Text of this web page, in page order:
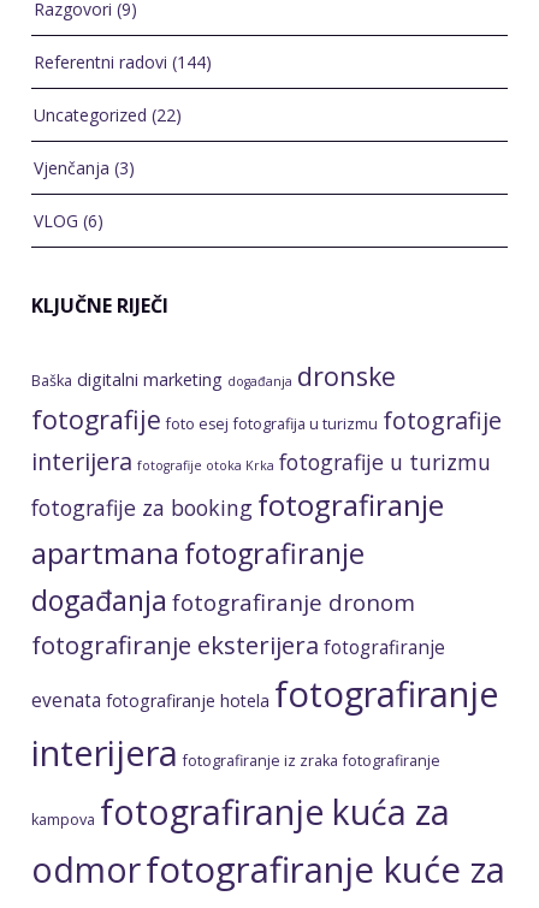
VLOG(6)
KLJUČNE RIJEČI
Baška digitalni marketing
fotografije
interijera
fotografije u turizmu
fotografije za booking
događanja fotografiranje dronom
fotografiranje eksterijera fotografiranje
evenata fotografiranje hotela fotografiranje
interijera fotografiranje iz zraka fotografiranje
kampova fotografiranje kuća za
odmorfotografiranje kuće za
odmorfotografiranje
nekretnina
fotograf Krk fotograf otok Krk
kuća za odmorLjepote otoka Krka noćne